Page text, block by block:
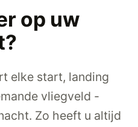
op uw
elke start, landing
vliegveld -
Zo heeft u altijd